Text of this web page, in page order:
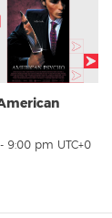
- 9:00 pm UTC+0